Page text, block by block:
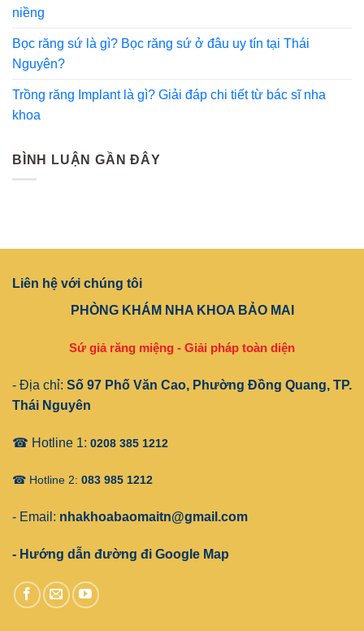
niềng
Bọc răng sứ là gì? Bọc răng sứ ở đâu uy tín tại Thái
Nguyên?
Trồng răng Implant là gì? Giải đáp chi tiết từ bác sĩ nha
khoa
BÌNH LUẬN GẦN ĐÂY
Liên hệ với chúng tôi
PHÒNG KHÁM NHA KHOA BẢO MAI
Sứ giả răng miệng - Giải pháp toàn diện
- Địa chỉ: Số 97 Phố Văn Cao, Phường Đồng Quang, TP.
Thái Nguyên
☎ Hotline 1: 0208 385 1212
☎ Hotline 2: 083 985 1212
- Email: nhakhoabaomaitn@gmail.com
- Hướng dẫn đường đi Google Map